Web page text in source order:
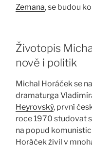
Zemana, se budou
Životopis
nově i politik
Michal Horáček se
dramaturga
Heyrovský, první
roce 1970 studovat
na popud
Horáček živil v